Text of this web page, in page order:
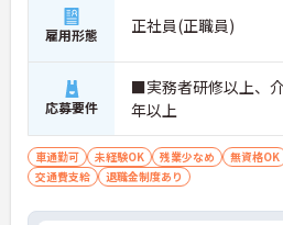
雇用形態 正社員(正職員)
応募要件
■実務者研修以上、
年以上
車通勤可 未経験OK 残業少なめ 無資格OK
交通費支給
退職金制度あり